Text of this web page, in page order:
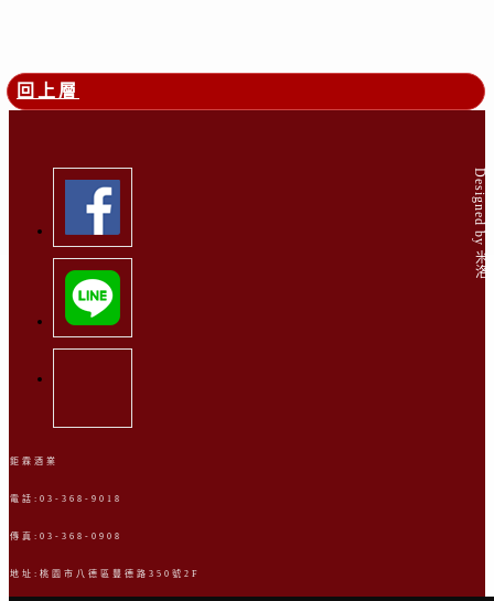
回上層
Designed by 米洛
鉅霖酒業
電話:03-368-9018
傳真:03-368-0908
地址:桃園市八德區豐德路350號2F